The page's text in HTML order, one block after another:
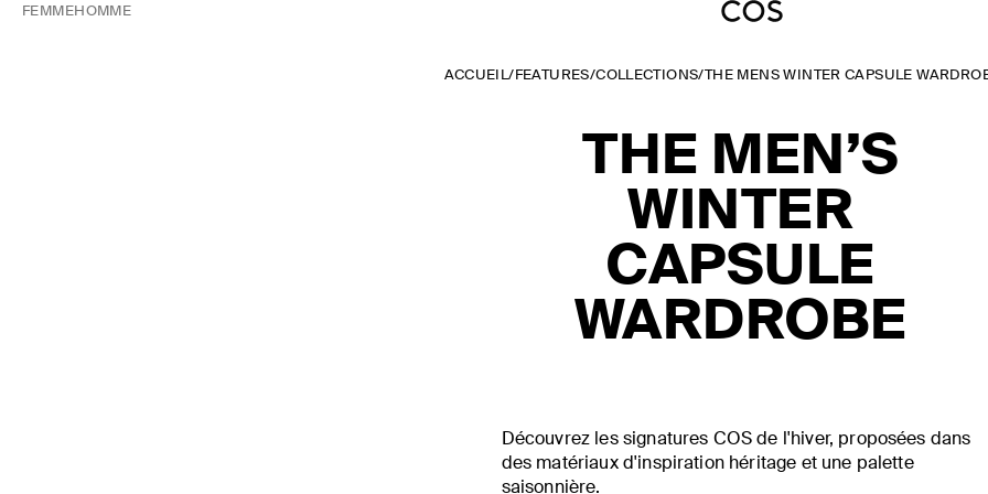
FEMMEHOMME
ACCUEIL/ FEATURES/COLLECTIONS/THE MENS WINTER CAPSULE
THE MEN’S
WINTER
CAPSULE
WARDROBE
Découvrez les signatures COS de l'hiver, proposées dans
des matériaux d'inspiration héritage et une palette
saisonnière.